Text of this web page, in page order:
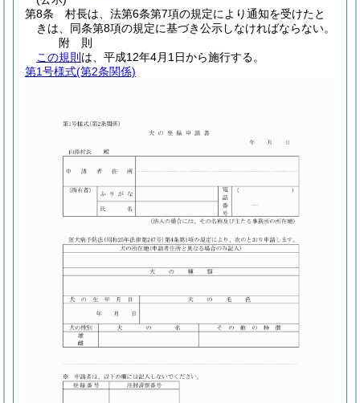
第8条
村長は、法第6条第7項の規定により通知を受けたと
きは、同条第8項の規定に基づき公示しなければならない。
附 則
この規則 は、平成12年4月1日から施行する。
第1号様式(第2条関係)